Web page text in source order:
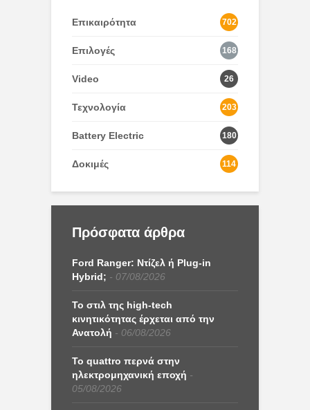
Επικαιρότητα 702
Επιλογές 168
Video 26
Τεχνολογία 203
Battery Electric 180
Δοκιμές 114
Πρόσφατα άρθρα
Ford Ranger: Ντίζελ ή Plug-in
Hybrid;
07/08/2026
Το στιλ της high-tech
κινητικότητας έρχεται από την
Ανατολή
06/08/2026
Το quattro περνά στην
ηλεκτρομηχανική εποχή
05/08/2026